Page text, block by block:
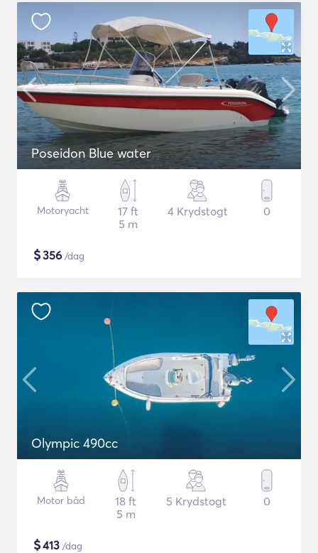
Poseidon Blue water
Motoryacht
17 ft
5 m
4 Krydstogt 0
$356 /dag
Olympic 490cc
Motor båd
18 ft
5 m
5 Krydstogt 0
$413 /dag